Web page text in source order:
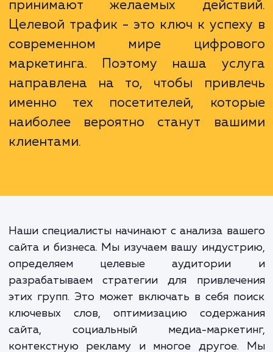
рейтинга вашего сайта.
Неважно, сколько людей
ваш сайт каждый день, если
принимают желаемых
Целевой трафик - это ключ к
маркетинга. Поэтому наша
именно тех посетителей,
наиболее вероятно станут
клиентами.